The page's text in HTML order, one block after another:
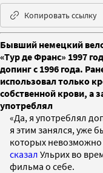
Копировать ссылку
Бывший немецкий
«Тур де Франс» 1997
допинг с 1996 года.
использовал только
собственной крови, а
употреблял
«Да, я употреблял
я этим занялся, уже
которых
сказал Ульрих во
фильма о себе.